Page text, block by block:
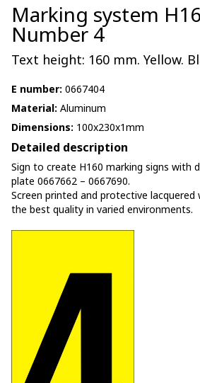
Marking system
Number 4
Text height: 160 mm. Yellow.
E number: 0667404
Material: Aluminum
Dimensions: 100x230x1mm
Detailed description
Sign to create H160 marking signs with
plate 0667662 – 0667690.
Screen printed and protective
the best quality in varied environments.